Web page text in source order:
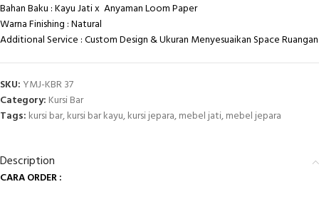
Bahan Baku : Kayu Jati x Anyaman Loom Paper
Warna Finishing : Natural
Additional Service : Custom Design & Ukuran Menyesuaikan Space Ruangan
SKU: YMJ-KBR 37
Category: Kursi Bar
Tags: kursi bar,kursi bar kayu,kursi jepara,mebel jati,mebel jepara
Description
CARA ORDER :